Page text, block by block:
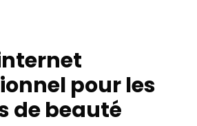
pour les
de beauté